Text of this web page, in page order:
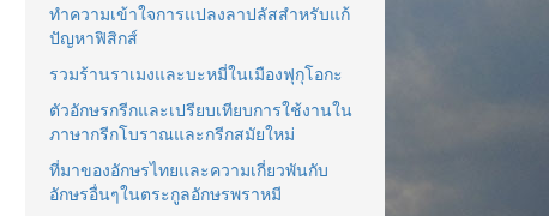
ทำความเข้าใจการแปลงลาปลัสสำหรับแก้
ปัญหาฟิสิกส์
รวมร้านราเมงและบะหมี่ในเมืองฟุกุโอกะ
ตัวอักษรกรีกและเปรียบเทียบการใช้งานใน
ภาษากรีกโบราณและกรีกสมัยใหม่
ที่มาของอักษรไทยและความเกี่ยวพันกับ
อักษรอื่นๆในตระกูลอักษรพราหมี